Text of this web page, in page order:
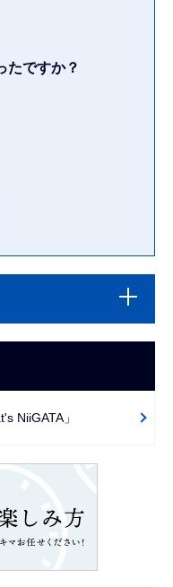
たですか？
NiiGATA」